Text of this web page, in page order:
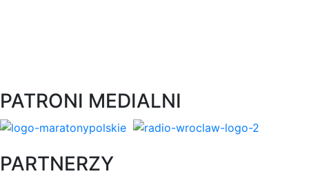
PATRONI MEDIALNI
PARTNERZY